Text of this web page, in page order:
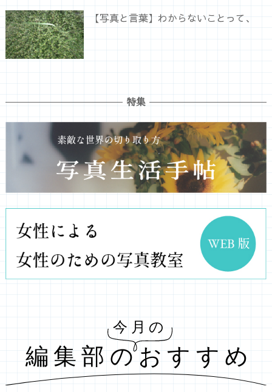
【写真と言葉】わからないことって、
特集